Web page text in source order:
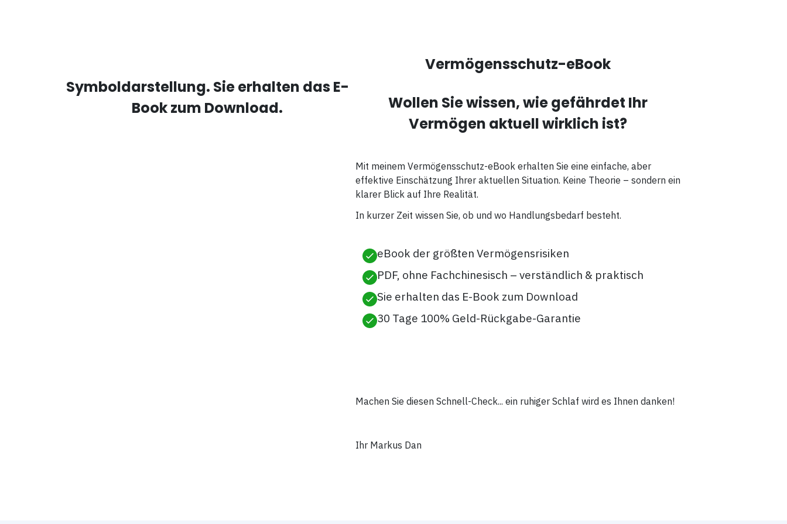
Symboldarstellung. Sie erhalten das E-
Book zum Download.
Vermögensschutz-eBook
Wollen Sie wissen, wie gefährdet Ihr
Vermögen aktuell wirklich ist?
Mit meinem Vermögensschutz-eBook erhalten Sie eine einfache, aber
effektive Einschätzung Ihrer aktuellen Situation. Keine Theorie – sondern ein
klarer Blick auf Ihre Realität.
In kurzer Zeit wissen Sie, ob und wo Handlungsbedarf besteht.
eBook der größten Vermögensrisiken
PDF, ohne Fachchinesisch – verständlich & praktisch
Sie erhalten das E-Book zum Download
30 Tage 100% Geld-Rückgabe-Garantie
Machen Sie diesen Schnell-Check... ein ruhiger Schlaf wird es Ihnen danken!
Ihr Markus Dan